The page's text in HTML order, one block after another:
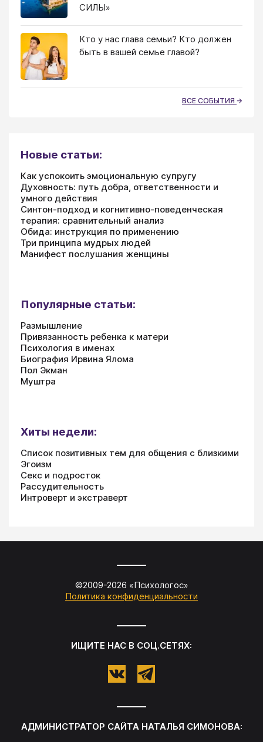
СИЛЫ»
Кто у нас глава семьи? Кто должен
быть в вашей семье главой?
ВСЕ СОБЫТИЯ
Новые статьи:
Как успокоить эмоциональную супругу
Духовность: путь добра, ответственности и
умного действия
Синтон-подход и когнитивно-поведенческая
терапия: сравнительный анализ
Обида: инструкция по применению
Три принципа мудрых людей
Манифест послушания женщины
Популярные статьи:
Размышление
Привязанность ребенка к матери
Психология в именах
Биография Ирвина Ялома
Пол Экман
Муштра
Хиты недели:
Список позитивных тем для общения с близкими
Эгоизм
Секс и подросток
Рассудительность
Интроверт и экстраверт
©2009-2026 «Психологос»
Политика конфиденциальности
ИЩИТЕ НАС В СОЦ.СЕТЯХ:
АДМИНИСТРАТОР САЙТА НАТАЛЬЯ СИМОНОВА: